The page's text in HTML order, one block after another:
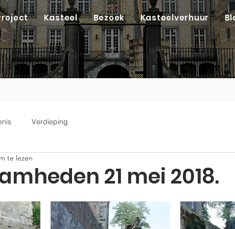
Kasteel Bezoek Kasteelverhuur
Verdieping
21 mei 2018.
te lezen